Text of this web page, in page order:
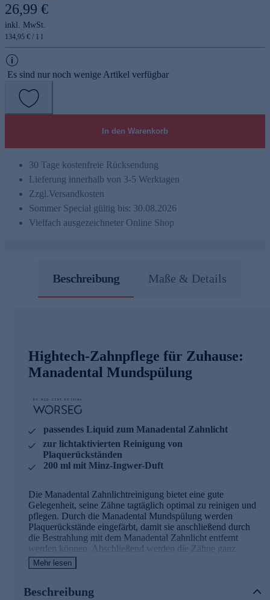
26,99 €
inkl. MwSt.
134,95 € / 1 l
Es sind nur noch wenige Artikel verfügbar
In den Warenkorb
30 Tage kostenfreie Rücksendung
Lieferung innerhalb von 3-5 Werktagen
Zzgl.Versandkosten
Sommer Special gültig bis: 30.08.2026
Vielfach ausgezeichneter Online Shop
Beschreibung Maße & Details
Hightech-Zahnpflege für Zuhause:
Manadental Mundspülung
passendes Liquid zum Manadental Zahnlicht
zur lichtaktivierten Reinigung von
Plaquerückständen
200 ml mit Minz-Ingwer-Duft
Die Manadental Zahnlichtreinigung bietet eine gute
Gelegenheit, seine Zähne tagtäglich optimal zu reinigen und
pflegen. Durch die Manadental Mundspülung werden
Plaquerückstände eingefärbt, damit sie anschließend durch
die Bestrahlung mit dem Manadental Zahnlicht entfernt
werden können. Abschließend werden die Zähne ganz
normal geputzt. Die lichtaktivierbare Spülung enthält
natürliche Inhaltsstoffe und wird idealerweise alle zwei Tage
Flasche für einen Monat.
Mehr lesen
Beschreibung